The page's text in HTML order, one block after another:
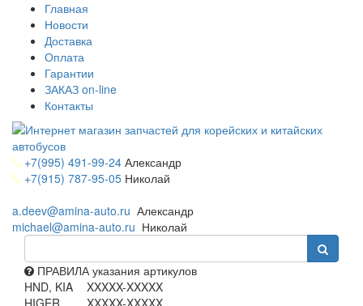
Главная
Новости
Доставка
Оплата
Гарантии
ЗАКАЗ on-line
Контакты
+7(995) 491-99-24 Александр
+7(915) 787-95-05 Николай
a.deev@amina-auto.ru Александр
michael@amina-auto.ru Николай
ПРАВИЛА указания артикулов
HND, KIA
XXXXX-XXXXX
HIGER
XXXXX-XXXXX